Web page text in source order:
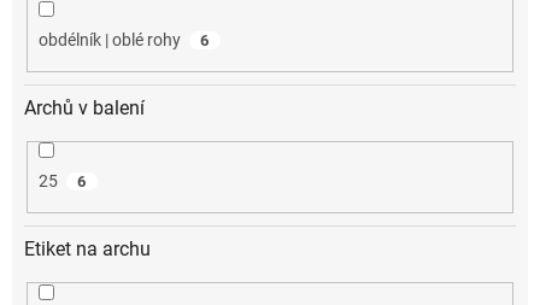
obdélník | oblé rohy 6
Archů v balení
25 6
Etiket na archu